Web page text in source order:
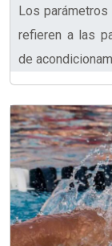
Los
refieren a las
de